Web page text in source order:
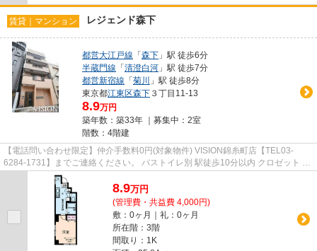
賃貸｜マンション レジェンド森下
都営大江戸線 「森下 」駅 徒歩6分
半蔵門線 「清澄白河 」駅 徒歩7分
都営新宿線 「菊川
」駅 徒歩8分
東京都江東区森下 ３丁目11-13
8.9万円
築年数：築33年 ｜募集中： 2室
階数：4階建
【電話問い合わせ限定】仲介手数料0円(対象物件) VISION錦糸町店【TEL03-
6284-1731】までご連絡ください。 バストイレ別 駅徒歩10分以内 クロゼット 3
駅以上利用可 キャンペーン
8.9万円
(管理費・共益費 4,000円)
敷：0ヶ月｜礼：0ヶ月
所在階：3階
間取り：1K